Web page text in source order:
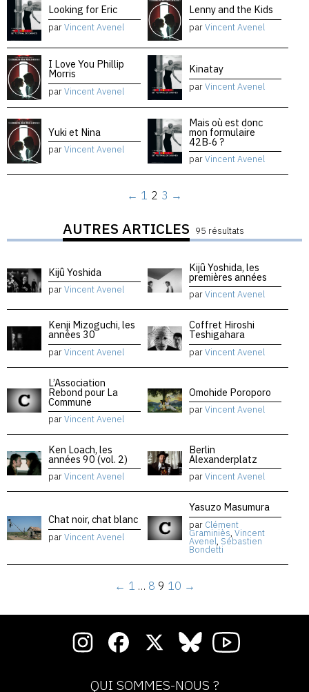
Looking for Eric
parVincent Avenel
Lenny and the Kids
parVincent Avenel
I Love You Phillip
Morris
parVincent Avenel
Kinatay
parVincent Avenel
Yuki et Nina
parVincent Avenel
Mais où est donc
mon formulaire
42B‑6 ?
parVincent Avenel
← 1 2 3 →
AUTRES ARTICLES 95 résultats
Kijû Yoshida
parVincent Avenel
Kijû Yoshida, les
premières années
parVincent Avenel
Kenji Mizoguchi, les
années 30
parVincent Avenel
Coffret Hiroshi
Teshigahara
parVincent Avenel
L’Association
Rebond pour La
Commune
parVincent Avenel
Omohide Poroporo
parVincent Avenel
Ken Loach, les
années 90 (vol. 2)
parVincent Avenel
Berlin
Alexanderplatz
parVincent Avenel
Chat noir, chat blanc
parVincent Avenel
Yasuzo Masumura
par Clément
Graminiès, Vincent
Avenel, Sébastien
Bondetti
← 1 … 8 9 10 →
QUI SOMMES-NOUS ?